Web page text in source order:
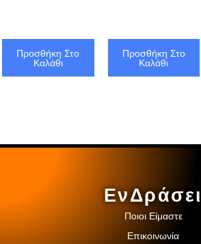
Προσθήκη Στο
Καλάθι
Προσθήκη Στο
Καλάθι
ΕνΔράσει
Ποιοι Είμαστε
Επικοινωνία